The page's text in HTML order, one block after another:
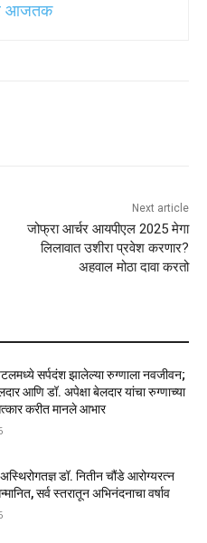
आजतक
Next article
जोफ्रा आर्चर आयपीएल 2025 मेगा
लिलावात उशीरा प्रवेश करणार?
अहवाल मोठा दावा करतो
सर्पदंश झालेल्या रुग्णाला नवजीवन;
आणि डॉ. अपेक्षा बेलदार यांचा रुग्णाच्या
करीत मानले आभार
डॉ. नितीन चौंडे आरोग्यरत्न
सर्व स्तरातून अभिनंदनाचा वर्षाव